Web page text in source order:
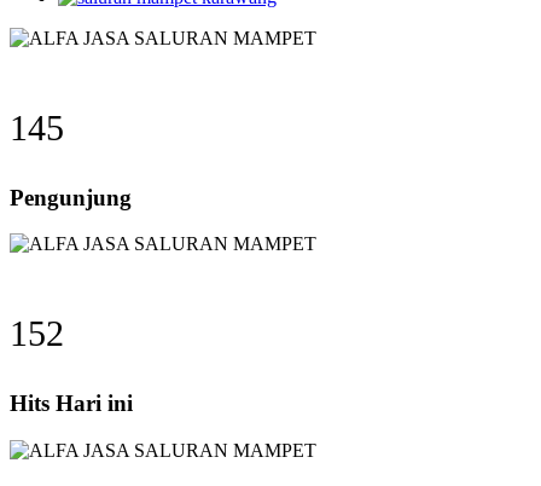
145
Pengunjung
152
Hits Hari ini